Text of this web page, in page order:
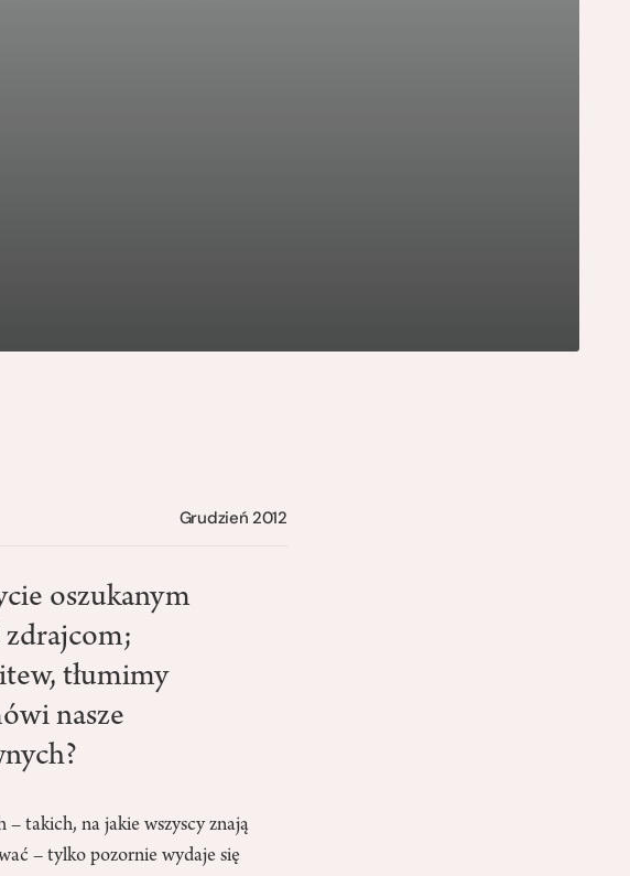
Grudzień 2012
oszukanym
tłumimy
nasze
– takich, na jakie wszyscy znają
– tylko pozornie wydaje się